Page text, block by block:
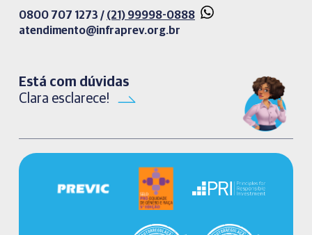
0800 707 1273 / (21) 99998-0888
atendimento@infraprev.org.br​
Está com dúvidas
Clara esclarece!